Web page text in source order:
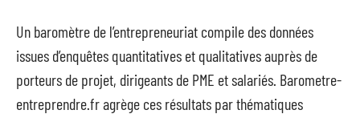
Un baromètre de l’entrepreneuriat compile des données
issues d’enquêtes quantitatives et qualitatives auprès de
porteurs de projet, dirigeants de PME et salariés. Barometre-
entreprendre.fr agrège ces résultats par thématiques